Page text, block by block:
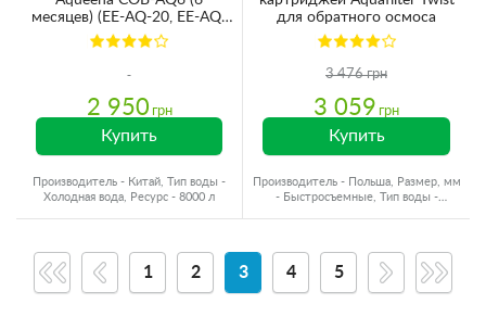
месяцев) (EE-AQ-20, EE-AQ-
C1, EE-AQ-5)
2 950 грн
Купить
Производитель - Китай, Тип воды -
Холодная вода, Ресурс - 8000 л
для обратного осмоса
3 476 грн
3 059 грн
Купить
Производитель - Польша, Размер, мм
- Быстросъемные, Тип воды -
1 2 3 4 5